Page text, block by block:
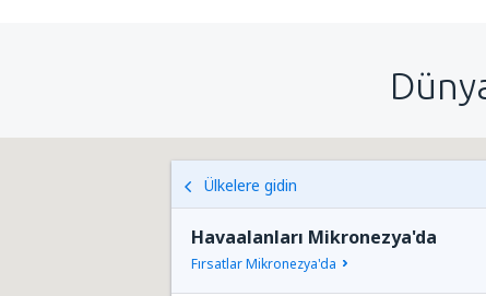
Ülkelere gidin
Havaalanları Mikronezya'da
Fırsatlar Mikronezya'da